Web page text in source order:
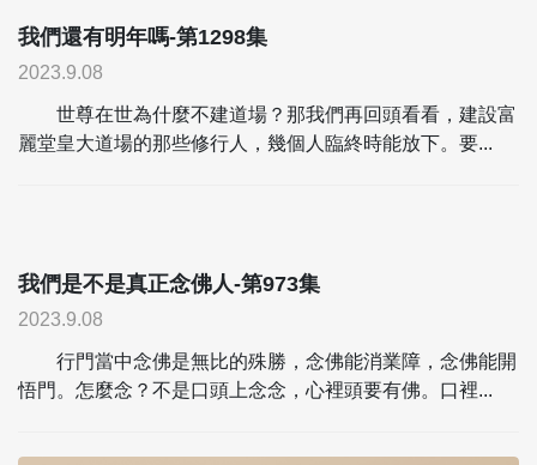
我們還有明年嗎-第1298集
2023.9.08
世尊在世為什麼不建道場？那我們再回頭看看，建設富
麗堂皇大道場的那些修行人，幾個人臨終時能放下。要...
我們是不是真正念佛人-第973集
2023.9.08
行門當中念佛是無比的殊勝，念佛能消業障，念佛能開
悟門。怎麼念？不是口頭上念念，心裡頭要有佛。口裡...